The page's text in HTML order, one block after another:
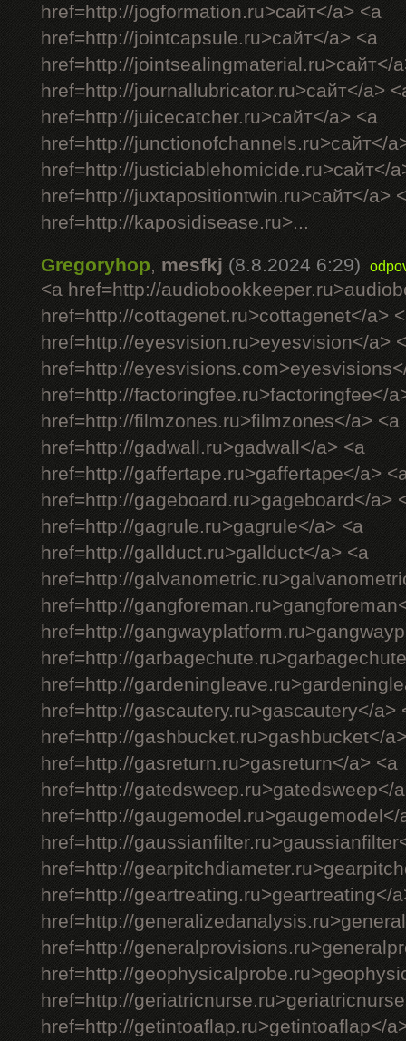
href=http://jogformation.ru>сайт</a> <a
href=http://jointcapsule.ru>сайт</a> <a
href=http://jointsealingmaterial.ru>сайт</
href=http://journallubricator.ru>сайт</a>
href=http://juicecatcher.ru>сайт</a> <a
href=http://junctionofchannels.ru>сайт</
href=http://justiciablehomicide.ru>сайт</
href=http://juxtapositiontwin.ru>сайт</a>
href=http://kaposidisease.ru>...
Gregoryhop,mesfkj (8.8.2024 6:29)
<a href=http://
href=http://cottagenet.ru>cottagenet</a>
href=http://eyesvision.ru>eyesvision</a>
href=http://
href=http://factoringfee.ru>factoringfee</
href=http://filmzones.ru>filmzones</a> <a
href=http://gadwall.ru>gadwall</a> <a
href=http://gaffertape.ru>gaffertape</a>
href=http://gageboard.ru>gageboard</a>
href=http://gagrule.ru>gagrule</a> <a
href=http://gallduct.ru>gallduct</a> <a
href=http://
href=http://
href=http://
href=http://
href=http://
href=http://gascautery.ru>gascautery</a>
href=http://gashbucket.ru>gashbucket</
href=http://gasreturn.ru>gasreturn</a> <a
href=http://gatedsweep.ru>gatedsweep</
href=http://gaugemodel.ru>gaugemodel</
href=http://
href=http://
href=http://geartreating.ru>geartreating</
href=http://
href=http://
href=http://
href=http://
href=http://getintoaflap.ru>getintoaflap</